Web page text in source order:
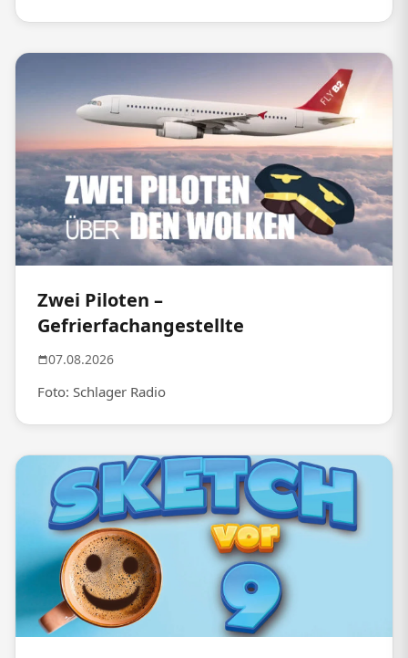
Zwei Piloten –
Gefrierfachangestellte
07.08.2026
Foto: Schlager Radio